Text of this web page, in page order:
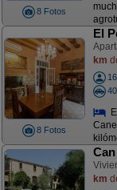
8 Fotos
8 Fotos
El
km
km